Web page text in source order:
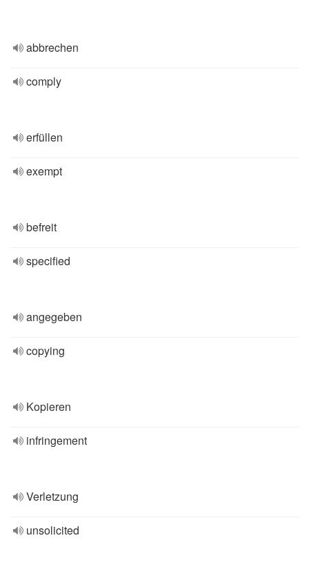
abbrechen
comply
erfüllen
exempt
befreit
specified
angegeben
copying
Kopieren
infringement
Verletzung
unsolicited